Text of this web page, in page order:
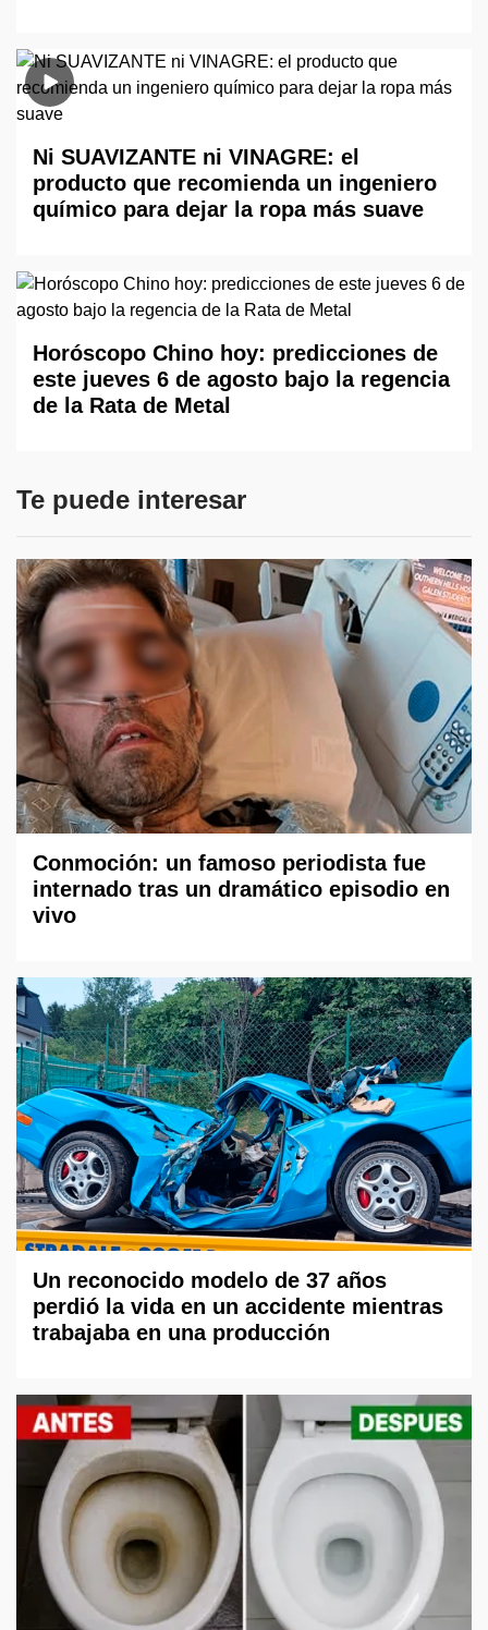
Ni SUAVIZANTE ni VINAGRE: el
producto que recomienda un ingeniero
químico para dejar la ropa más suave
Horóscopo Chino hoy: predicciones de
este jueves 6 de agosto bajo la regencia
de la Rata de Metal
Te puede interesar
Conmoción: un famoso periodista fue
internado tras un dramático episodio en
vivo
Un reconocido modelo de 37 años
perdió la vida en un accidente mientras
trabajaba en una producción